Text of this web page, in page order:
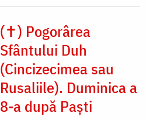
(✝) Pogorârea
Sfântului Duh
(Cincizecimea sau
Rusaliile). Duminica a
8-a după Paști